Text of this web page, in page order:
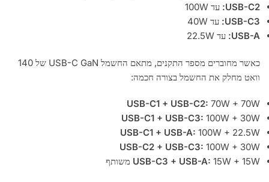
USB-C2: עד 100W
USB-C3: עד 40W
USB-A: עד 22.5W
כאשר מחוברים מספר התקנים, מתאם החשמל USB-C GaN של 140
וואט מחלק את החשמל בצורה חכמה:
USB-C1 + USB-C2: 70W + 70W
USB-C1 + USB-C3: 100W + 30W
USB-C1 + USB-A: 100W + 22.5W
USB-C2 + USB-C3: 100W + 30W
USB-C3 + USB-A: 15W + 15W משותף